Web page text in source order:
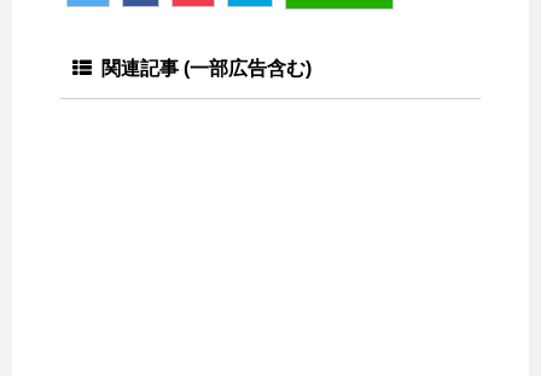
関連記事 (一部広告含む)